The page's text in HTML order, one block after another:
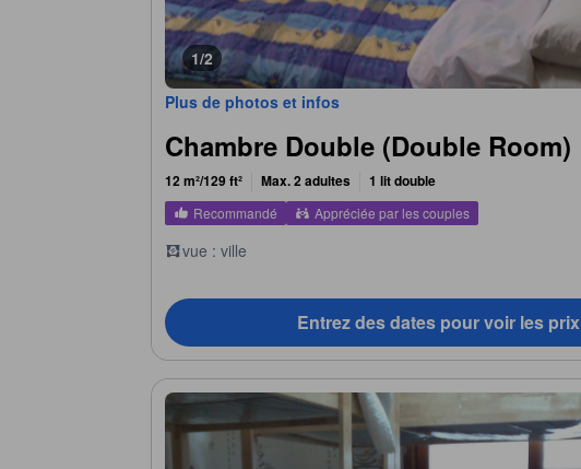
1/2
Plus de photos et infos
Chambre Double (Double Room)
12 m²/129 ft² Max. 2 adultes 1 lit double
Recommandé Appréciée par les couples
vue : ville
Entrez des dates pour voir les prix